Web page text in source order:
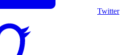
Twitter